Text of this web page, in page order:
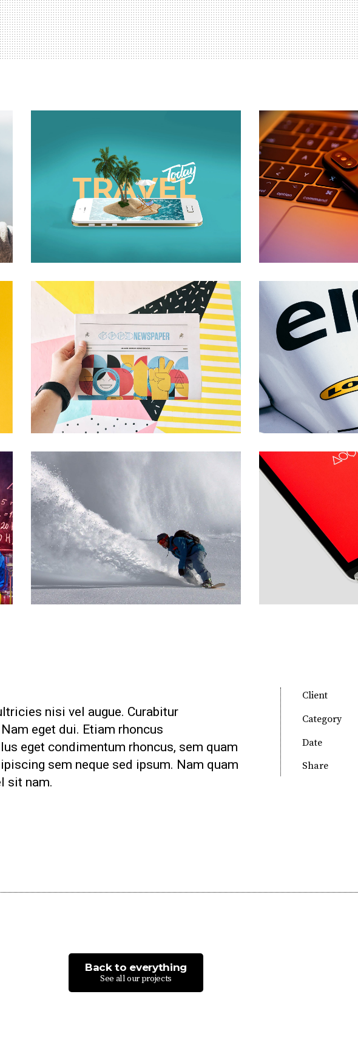
nisi vel augue. Curabitur
eget dui. Etiam rhoncus
eget condimentum rhoncus, sem quam
sem neque sed ipsum. Nam quam
sit nam.
Client
Category
Date
Share
Back to everything
See all our projects